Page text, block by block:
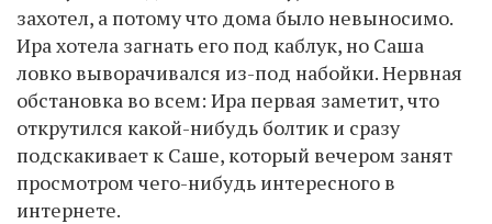
захотел, а потому что дома было невыносимо.
Ира хотела загнать его под каблук, но Саша
ловко выворачивался из-под набойки. Нервная
обстановка во всем: Ира первая заметит, что
открутился какой-нибудь болтик и сразу
подскакивает к Саше, который вечером занят
просмотром чего-нибудь интересного в
интернете.